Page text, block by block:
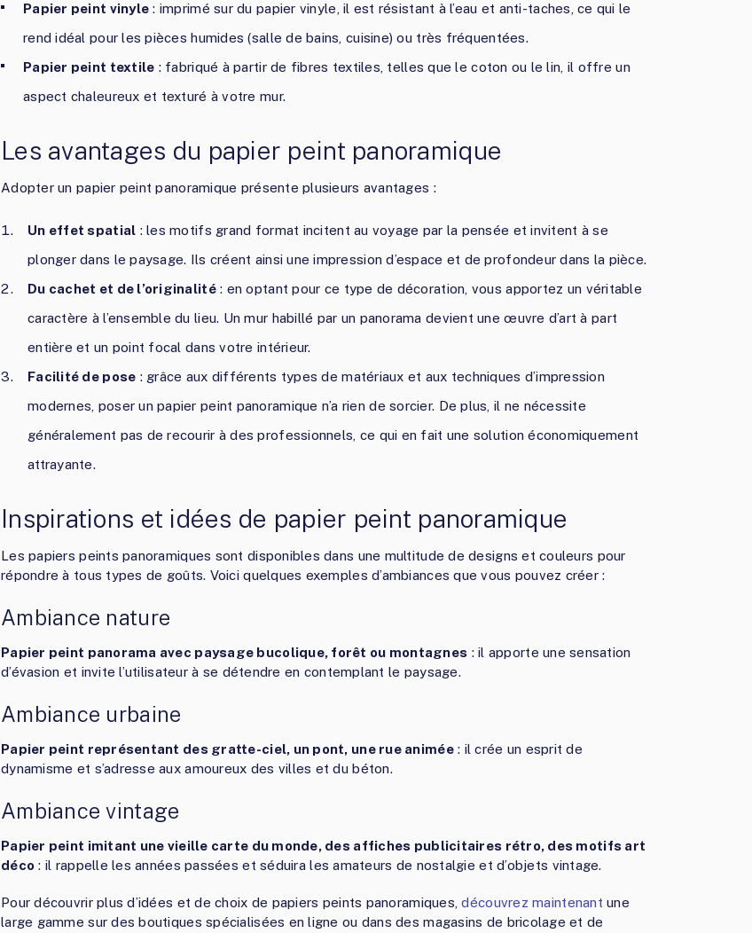
Papier peint vinyle : imprimé sur du papier vinyle, il est résistant à l’eau et anti-taches, ce qui le
rend idéal pour les pièces humides (salle de bains, cuisine) ou très fréquentées.
Papier peint textile : fabriqué à partir de fibres textiles, telles que le coton ou le lin, il offre un
aspect chaleureux et texturé à votre mur.
Les avantages du papier peint panoramique
Adopter un papier peint panoramique présente plusieurs avantages :
Un effet spatial : les motifs grand format incitent au voyage par la pensée et invitent à se
plonger dans le paysage. Ils créent ainsi une impression d’espace et de profondeur dans la pièce.
Du cachet et de l’originalité: en optant pour ce type de décoration, vous apportez un véritable
caractère à l’ensemble du lieu. Un mur habillé par un panorama devient une œuvre d’art à part
entière et un point focal dans votre intérieur.
Facilité de pose : grâce aux différents types de matériaux et aux techniques d’impression
modernes, poser un papier peint panoramique n’a rien de sorcier. De plus, il ne nécessite
généralement pas de recourir à des professionnels, ce qui en fait une solution économiquement
attrayante.
Inspirations et idées de papier peint panoramique
Les papiers peints panoramiques sont disponibles dans une multitude de designs et couleurs pour
répondre à tous types de goûts. Voici quelques exemples d’ambiances que vous pouvez créer :
Ambiance nature
Papier peint panorama avec paysage bucolique, forêt ou montagnes : il apporte une sensation
d’évasion et invite l’utilisateur à se détendre en contemplant le paysage.
Ambiance urbaine
Papier peint représentant des gratte-ciel, un pont, une rue animée: il crée un esprit de
dynamisme et s’adresse aux amoureux des villes et du béton.
Ambiance vintage
Papier peint imitant une vieille carte du monde, des affiches publicitaires rétro, des motifs art
déco : il rappelle les années passées et séduira les amateurs de nostalgie et d’objets vintage.
Pour découvrir plus d’idées et de choix de papiers peints panoramiques,découvrez maintenant une
large gamme sur des boutiques spécialisées en ligne ou dans des magasins de bricolage et de